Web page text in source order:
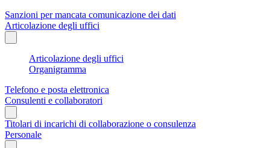
Sanzioni per mancata comunicazione dei dati
Articolazione degli uffici
Articolazione degli uffici
Organigramma
Telefono e posta elettronica
Consulenti e collaboratori
Titolari di incarichi di collaborazione o consulenza
Personale